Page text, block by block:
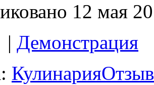
12 мая
| Демонстрация
Кулинария